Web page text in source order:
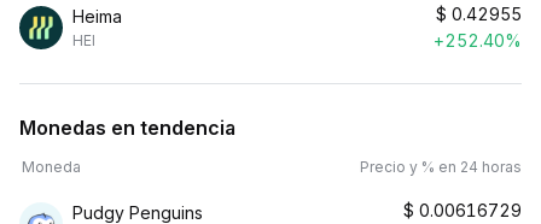
Heima
HEI
$ 0.42955
+252.40%
Monedas en tendencia
Moneda Precio y % en 24 horas
Pudgy Penguins $ 0.00616729